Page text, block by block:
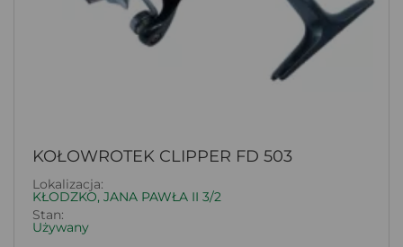
KOŁOWROTEK CLIPPER FD 503
Lokalizacja:
KŁODZKO, JANA PAWŁA II 3/2
Stan:
Używany